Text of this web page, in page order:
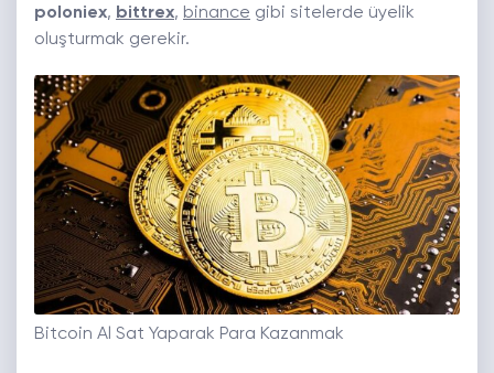
poloniex, bittrex, binance gibi sitelerde üyelik
oluşturmak gerekir.
Bitcoin Al Sat Yaparak Para Kazanmak